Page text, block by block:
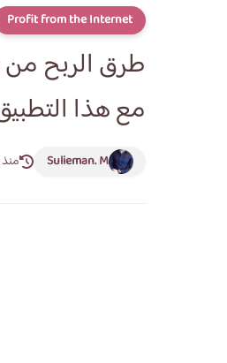
Profit from the Internet
مع هذا
Sulieman. M منذ 3 سنة